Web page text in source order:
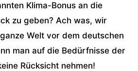
Klima-Bonus an die
zu geben? Ach was, wir
Welt vor dem deutschen
man auf die Bedürfnisse der
Rücksicht nehmen!